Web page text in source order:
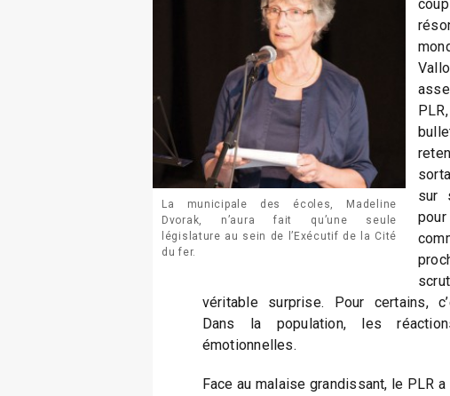
La municipale des écoles, Madeline
Dvorak, n’aura fait qu’une seule
législature au sein de l’Exécutif de la Cité
du fer.
sur
véritable surprise. Pour certains,
Dans la population, les
émotionnelles.
Face au malaise grandissant, le PLR